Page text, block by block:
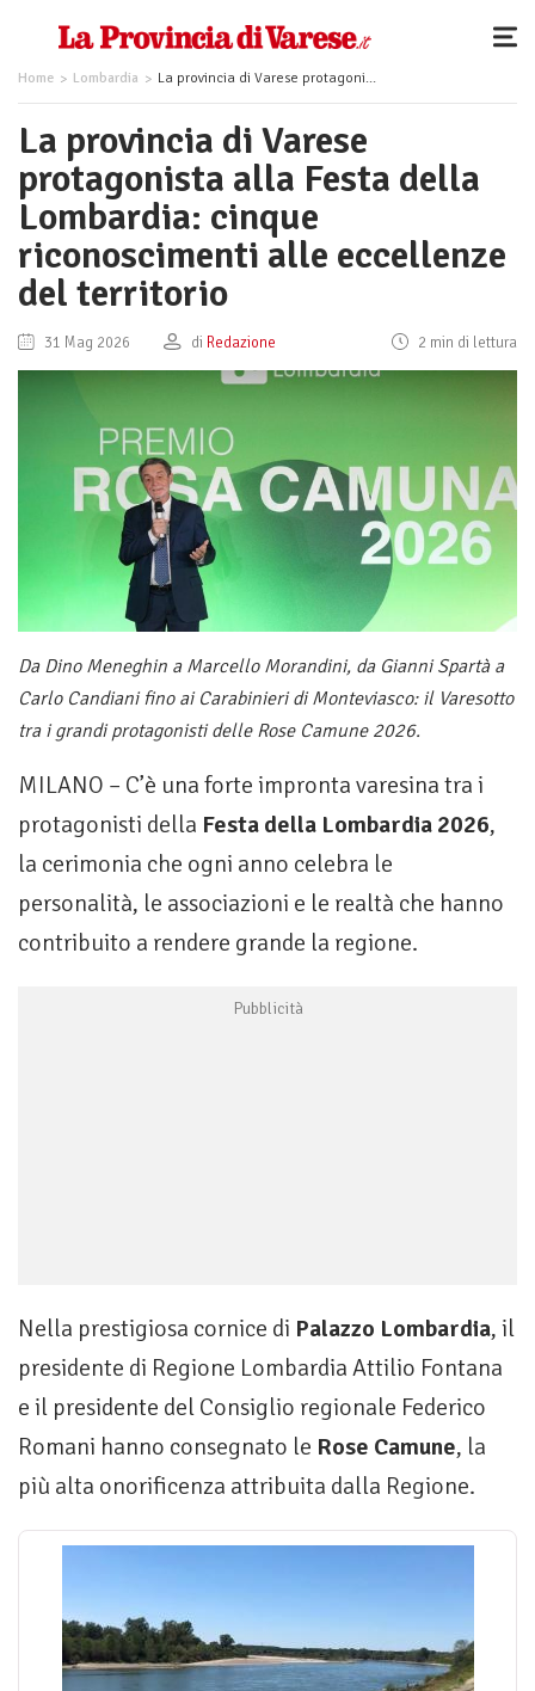
Home Lombardia La provincia di Varese protagonista alla Festa della Lombardia: cinque riconoscimenti alle eccellenze del territorio
La provincia di Varese
protagonista alla Festa della
Lombardia: cinque
riconoscimenti alle eccellenze
del territorio
31 Mag 2026 di Redazione 2 min di lettura
Da Dino Meneghin a Marcello Morandini, da Gianni Spartà a
Carlo Candiani fino ai Carabinieri di Monteviasco: il Varesotto
tra i grandi protagonisti delle Rose Camune 2026.
MILANO – C’è una forte impronta varesina tra i
protagonisti della Festa della Lombardia 2026,
la cerimonia che ogni anno celebra le
personalità, le associazioni e le realtà che hanno
contribuito a rendere grande la regione.
Nella prestigiosa cornice di Palazzo Lombardia, il
presidente di Regione Lombardia Attilio Fontana
e il presidente del Consiglio regionale Federico
Romani hanno consegnato le Rose Camune, la
più alta onorificenza attribuita dalla Regione.